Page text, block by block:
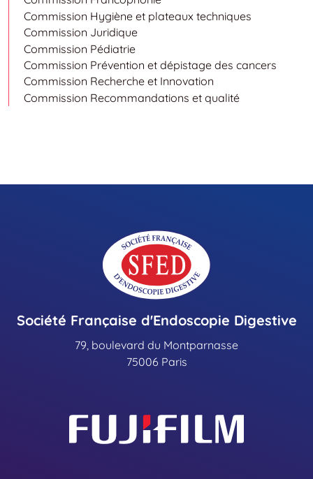
Commission Hygiène et plateaux techniques
Commission Juridique
Commission Pédiatrie
Commission Prévention et dépistage des cancers
Commission Recherche et Innovation
Commission Recommandations et qualité
Société Française d'Endoscopie Digestive
79, boulevard du Montparnasse
75006 Paris